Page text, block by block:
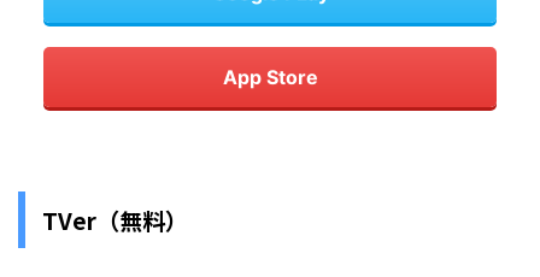
App Store
TVer（無料）